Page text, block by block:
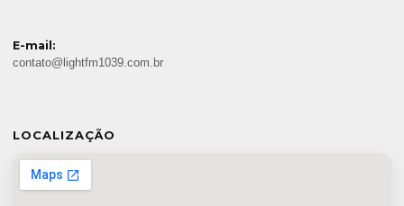
E-mail:
contato@lightfm1039.com.br
LOCALIZAÇÃO